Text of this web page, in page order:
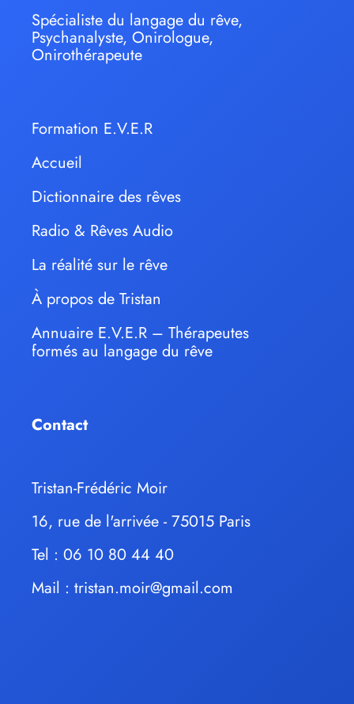
Spécialiste du langage du rêve,
Psychanalyste, Onirologue,
Onirothérapeute
Formation E.V.E.R
Accueil
Dictionnaire des rêves
Radio & Rêves Audio
La réalité sur le rêve
À propos de Tristan
Annuaire E.V.E.R – Thérapeutes
formés au langage du rêve
Contact
Tristan-Frédéric Moir
16, rue de l'arrivée - 75015 Paris
Tel : 06 10 80 44 40
Mail : tristan.moir@gmail.com